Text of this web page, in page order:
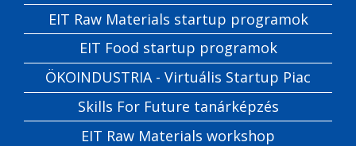
EIT Raw Materials startup programok
EIT Food startup programok
ÖKOINDUSTRIA - Virtuális Startup Piac
Skills For Future tanárképzés
EIT Raw Materials workshop